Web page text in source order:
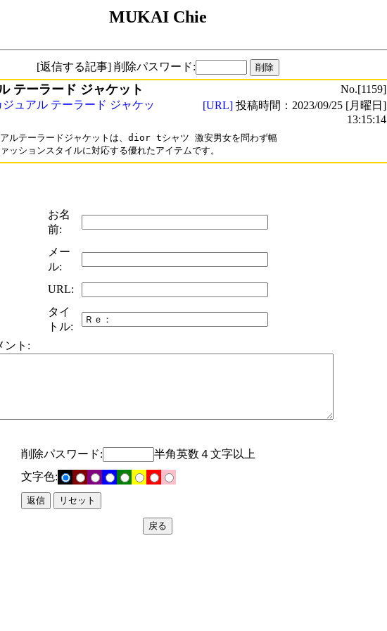
MUKAI Chie
[返信する記事] 削除パスワード:
テーラード ジャケット
No.[1159]
ジュアル テーラード ジャケッ
[URL] 投稿時間：2023/09/25 [月曜日]
13:15:14
ルテーラードジャケットは、dior tシャツ 激安男女を問わず幅
ッションスタイルに対応する優れたアイテムです。
お名
前:
メー
ル:
URL:
タイ
トル:
ント:
削除パスワード:
半角英数４文字以上
文字色: